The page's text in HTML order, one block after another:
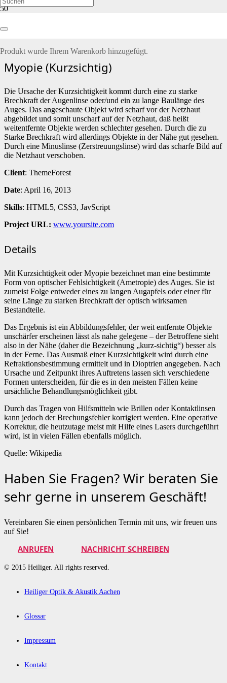
Produkt wurde Ihrem Warenkorb hinzugefügt.
Myopie (Kurzsichtig)
Myopie (Kurzsichtig)
Die Ursache der Kurzsichtigkeit kommt durch eine zu starke
Brechkraft der Augenlinse oder/und ein zu lange Baulänge des
Auges. Das angeschaute Objekt wird scharf vor der Netzhaut
abgebildet und somit unscharf auf der Netzhaut, daß heißt
weitentfernte Objekte werden schlechter gesehen. Durch die zu
Starke Brechkraft wird allerdings Objekte in der Nähe gut gesehen.
Durch eine Minuslinse (Zerstreuungslinse) wird das scharfe Bild auf
die Netzhaut verschoben.
Client: ThemeForest
Date: April 16, 2013
Skills: HTML5, CSS3, JavScript
Project URL: www.yoursite.com
Details
Mit Kurzsichtigkeit oder Myopie bezeichnet man eine bestimmte
Form von optischer Fehlsichtigkeit (Ametropie) des Auges. Sie ist
zumeist Folge entweder eines zu langen Augapfels oder einer für
seine Länge zu starken Brechkraft der optisch wirksamen
Bestandteile.
Das Ergebnis ist ein Abbildungsfehler, der weit entfernte Objekte
unschärfer erscheinen lässt als nahe gelegene – der Betroffene sieht
also in der Nähe (daher die Bezeichnung „kurz-sichtig“) besser als
in der Ferne. Das Ausmaß einer Kurzsichtigkeit wird durch eine
Refraktionsbestimmung ermittelt und in Dioptrien angegeben. Nach
Ursache und Zeitpunkt ihres Auftretens lassen sich verschiedene
Formen unterscheiden, für die es in den meisten Fällen keine
ursächliche Behandlungsmöglichkeit gibt.
Durch das Tragen von Hilfsmitteln wie Brillen oder Kontaktlinsen
kann jedoch der Brechungsfehler korrigiert werden. Eine operative
Korrektur, die heutzutage meist mit Hilfe eines Lasers durchgeführt
wird, ist in vielen Fällen ebenfalls möglich.
Quelle: Wikipedia
Haben Sie Fragen? Wir beraten Sie
sehr gerne in unserem Geschäft!
Vereinbaren Sie einen persönlichen Termin mit uns, wir freuen uns
auf Sie!
ANRUFEN NACHRICHT SCHREIBEN
© 2015 Heiliger. All rights reserved.
Heiliger Optik & Akustik Aachen
Glossar
Impressum
Kontakt